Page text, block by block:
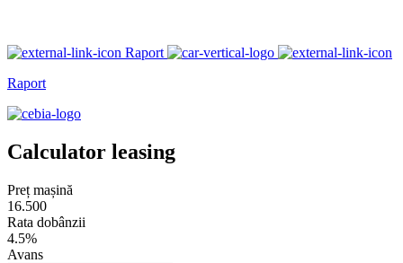
Raport
Raport
Calculator leasing
Preț mașină
16.500
Rata dobânzii
4.5%
Avans